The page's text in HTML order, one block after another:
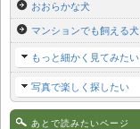
おおらかな犬
マンションでも飼える犬
もっと細かく見てみたい
写真で楽しく探したい
あとで読みたいページ